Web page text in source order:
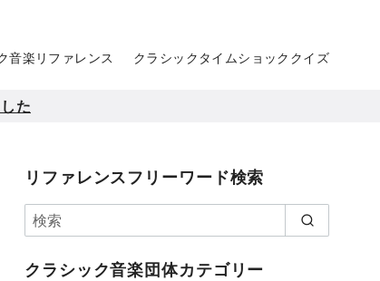
音楽リファレンス クラシックタイムショッククイズ
た
リファレンスフリーワード検索
クラシック音楽団体カテゴリー